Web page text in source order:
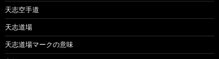
天志空手道
天志道場
天志道場マークの意味